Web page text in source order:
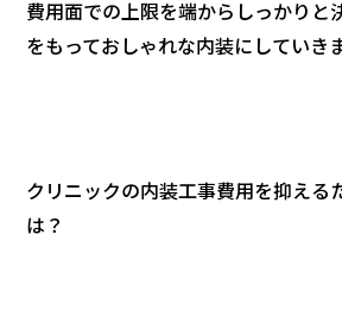
費用面での上限を端からしっかりと
をもっておしゃれな内装にしていき
クリニックの内装工事費用を抑える
は？